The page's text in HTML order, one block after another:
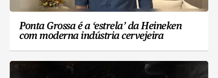
Ponta Grossa é a ‘estrela’ da Heineken
com moderna indústria cervejeira